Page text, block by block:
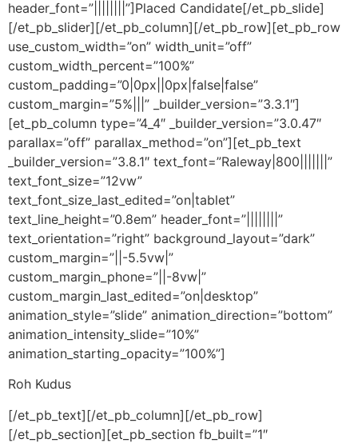
header_font=”||||||||”]Placed Candidate[/et_pb_slide]
[/et_pb_slider][/et_pb_column][/et_pb_row][et_pb_row
use_custom_width=”on” width_unit=”off”
custom_width_percent=”100%”
custom_padding=”0|0px||0px|false|false”
custom_margin=”5%|||” _builder_version=”3.3.1″]
[et_pb_column type=”4_4″ _builder_version=”3.0.47″
parallax=”off” parallax_method=”on”][et_pb_text
_builder_version=”3.8.1″ text_font=”Raleway|800|||||||”
text_font_size=”12vw”
text_font_size_last_edited=”on|tablet”
text_line_height=”0.8em” header_font=”||||||||”
text_orientation=”right” background_layout=”dark”
custom_margin=”||-5.5vw|”
custom_margin_phone=”||-8vw|”
custom_margin_last_edited=”on|desktop”
animation_style=”slide” animation_direction=”bottom”
animation_intensity_slide=”10%”
animation_starting_opacity=”100%”]
Roh Kudus
[/et_pb_text][/et_pb_column][/et_pb_row]
[/et_pb_section][et_pb_section fb_built=”1″